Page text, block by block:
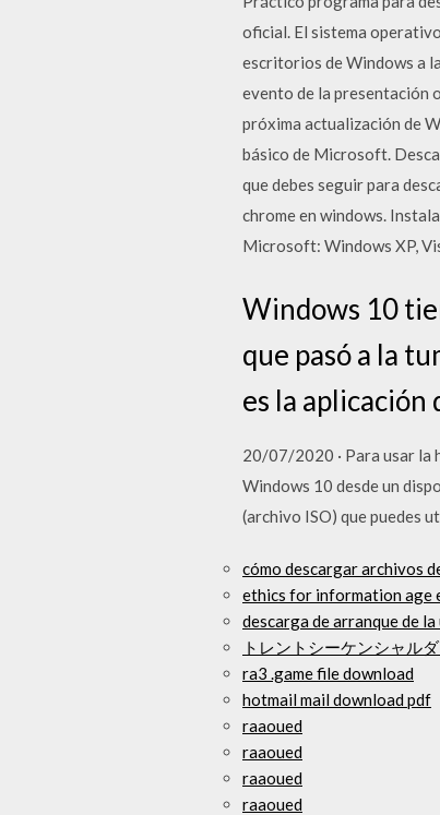
oficial. El sistema
escritorios de Windows a
evento de la presentación
próxima actualización de
básico de Microsoft.
que debes seguir para
chrome en windows.
Microsoft: Windows XP,
Windows 10
que pasó a la
es la aplicación
20/07/2020 · Para usar la
Windows 10 desde un
(archivo ISO) que puedes
cómo descargar archivos
ethics for information age
descarga de arranque de
トレントシーケンシャル
ra3 .game file download
hotmail mail download pdf
raaoued
raaoued
raaoued
raaoued